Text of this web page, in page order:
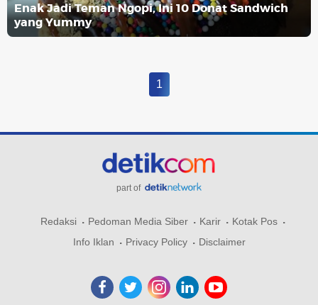
Enak Jadi Teman Ngopi, Ini 10 Donat Sandwich
yang Yummy
1
part of
Redaksi Pedoman Media Siber Karir
Kotak Pos
Info Iklan
Privacy Policy Disclaimer